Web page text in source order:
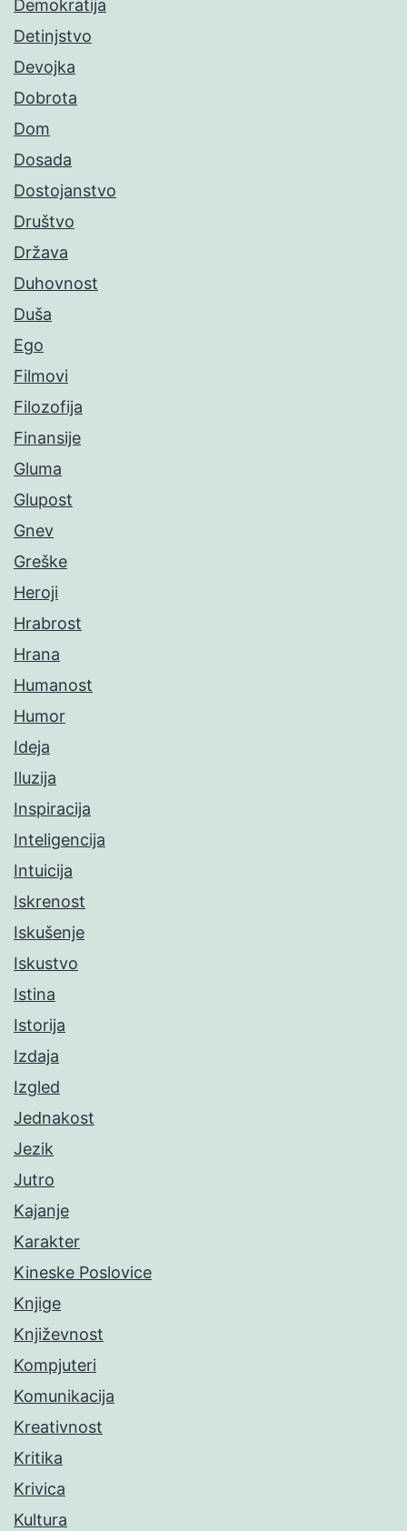
Demokratija
Detinjstvo
Devojka
Dobrota
Dom
Dosada
Dostojanstvo
Društvo
Država
Duhovnost
Duša
Ego
Filmovi
Filozofija
Finansije
Gluma
Glupost
Gnev
Greške
Heroji
Hrabrost
Hrana
Humanost
Humor
Ideja
Iluzija
Inspiracija
Inteligencija
Intuicija
Iskrenost
Iskušenje
Iskustvo
Istina
Istorija
Izdaja
Izgled
Jednakost
Jezik
Jutro
Kajanje
Karakter
Kineske Poslovice
Knjige
Književnost
Kompjuteri
Komunikacija
Kreativnost
Kritika
Krivica
Kultura